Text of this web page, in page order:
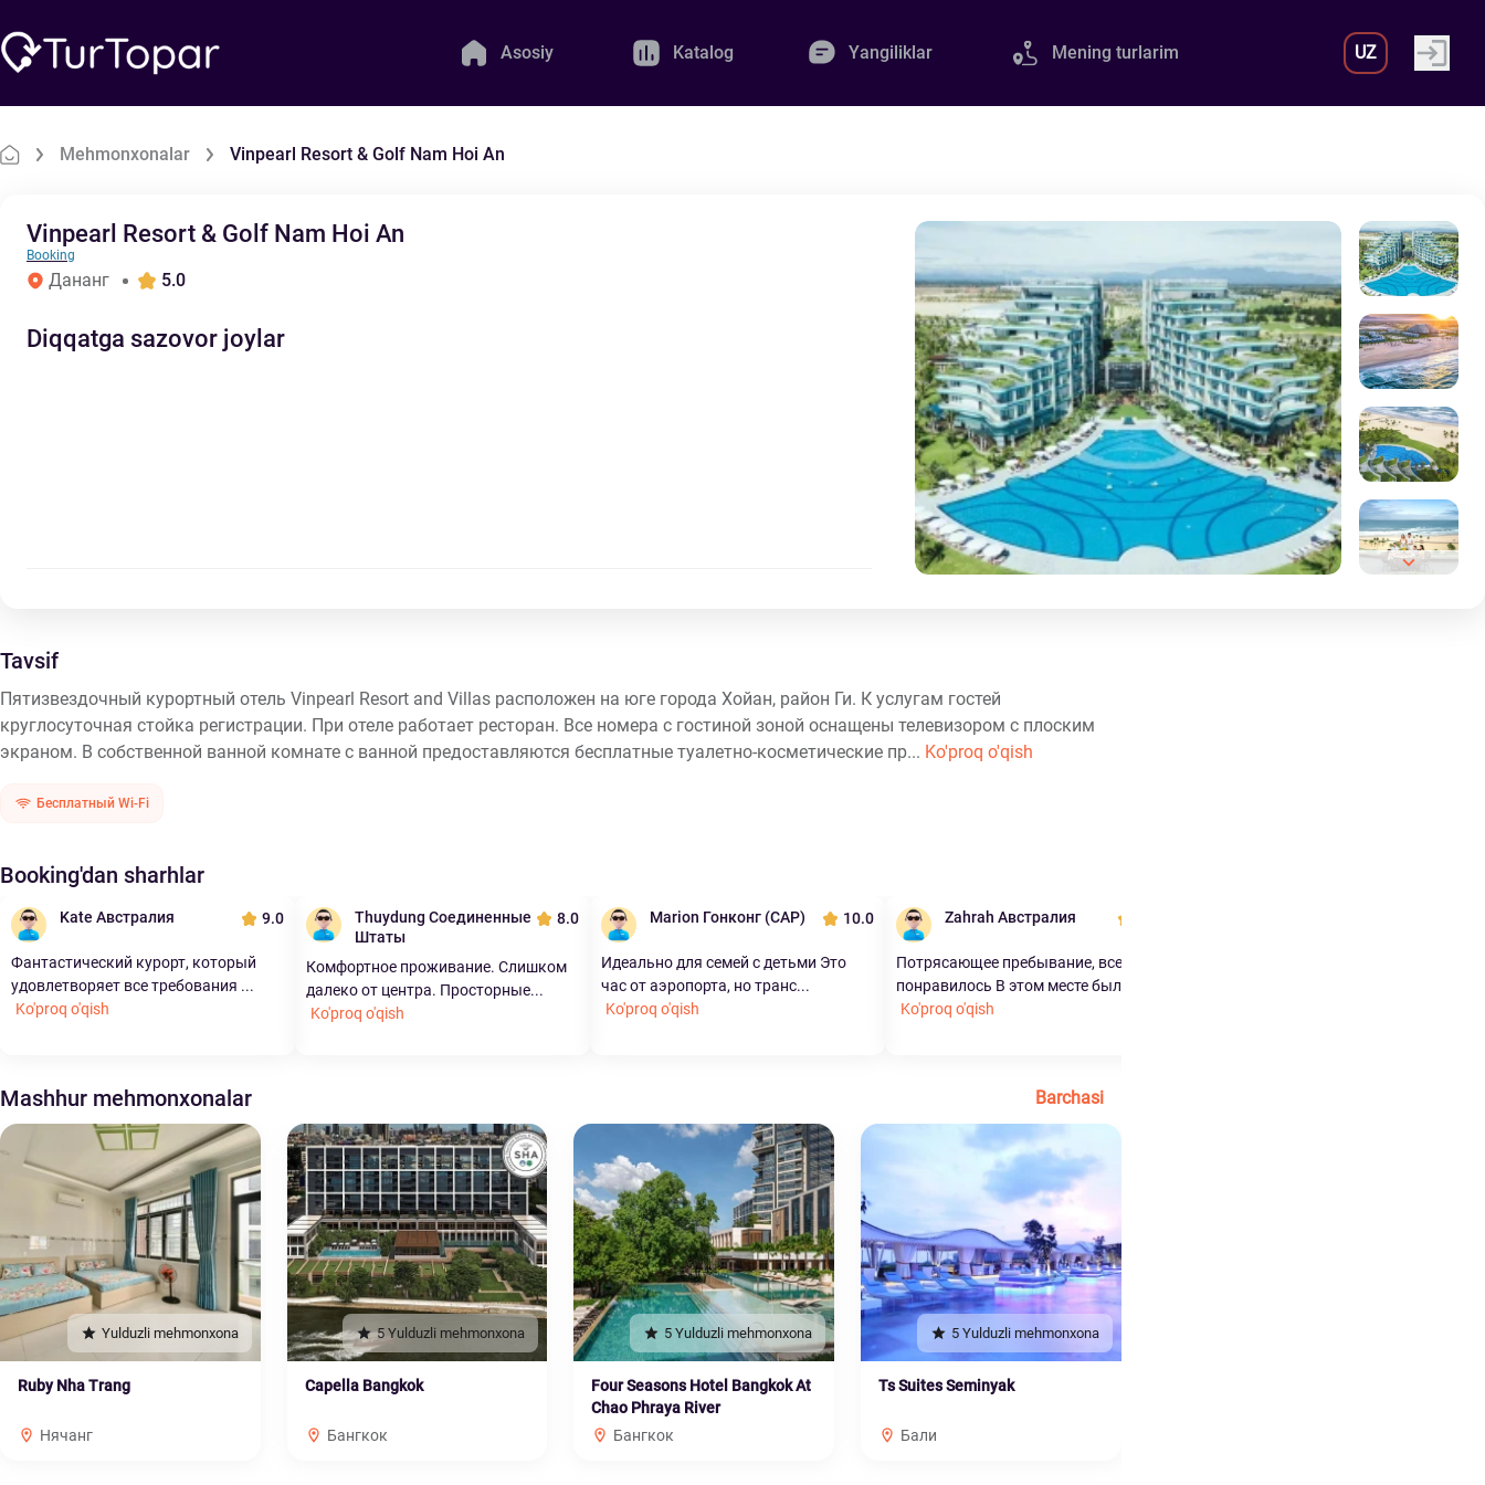
Asosiy Katalog Yangiliklar Mening turlarim UZ
Mehmonxonalar Vinpearl Resort & Golf Nam Hoi An
Vinpearl Resort & Golf Nam Hoi An
Booking
Дананг 5.0
Diqqatga sazovor joylar
Tavsif
Пятизвездочный курортный отель Vinpearl Resort and Villas расположен на юге города Хойан, район Ги. К услугам гостей
круглосуточная стойка регистрации. При отеле работает ресторан. Все номера с гостиной зоной оснащены телевизором с плоским
экраном. В собственной ванной комнате с ванной предоставляются бесплатные туалетно-косметические пр... Ko'proq o'qish
Бесплатный Wi-Fi
Booking'dan sharhlar
Kate Австралия 9.0
Фантастический курорт, который
удовлетворяет все требования ...
Ko'proq o'qish
Thuydung Соединенные
Штаты
8.0
Комфортное проживание. Слишком
далеко от центра. Просторные...
Ko'proq o'qish
Marion Гонконг (САР) 10.0
Идеально для семей с детьми Это
час от аэропорта, но транс...
Ko'proq o'qish
Zahrah Австралия
Потрясающее пребывание, всем
понравилось В этом месте были ...
Ko'proq o'qish
Mashhur mehmonxonalar Barchasi
Yulduzli mehmonxona
Ruby Nha Trang
Нячанг
5 Yulduzli mehmonxona
Capella Bangkok
Бангкок
5 Yulduzli mehmonxona
Four Seasons Hotel Bangkok At
Chao Phraya River
Бангкок
5 Yulduzli mehmonxona
Ts Suites Seminyak
Бали